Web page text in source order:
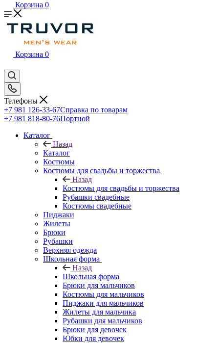
Корзина 0
Корзина 0
Телефоны
+7 981 126-33-67Справка по товарам
+7 981 818-80-76Портной
Каталог
Назад
Каталог
Костюмы
Костюмы для свадьбы и торжества
Назад
Костюмы для свадьбы и торжества
Рубашки свадебные
Костюмы свадебные
Пиджаки
Жилеты
Брюки
Рубашки
Верхняя одежда
Школьная форма
Назад
Школьная форма
Брюки для мальчиков
Костюмы для мальчиков
Пиджаки для мальчиков
Жилеты для мальчика
Рубашки для мальчиков
Брюки для девочек
Юбки для девочек